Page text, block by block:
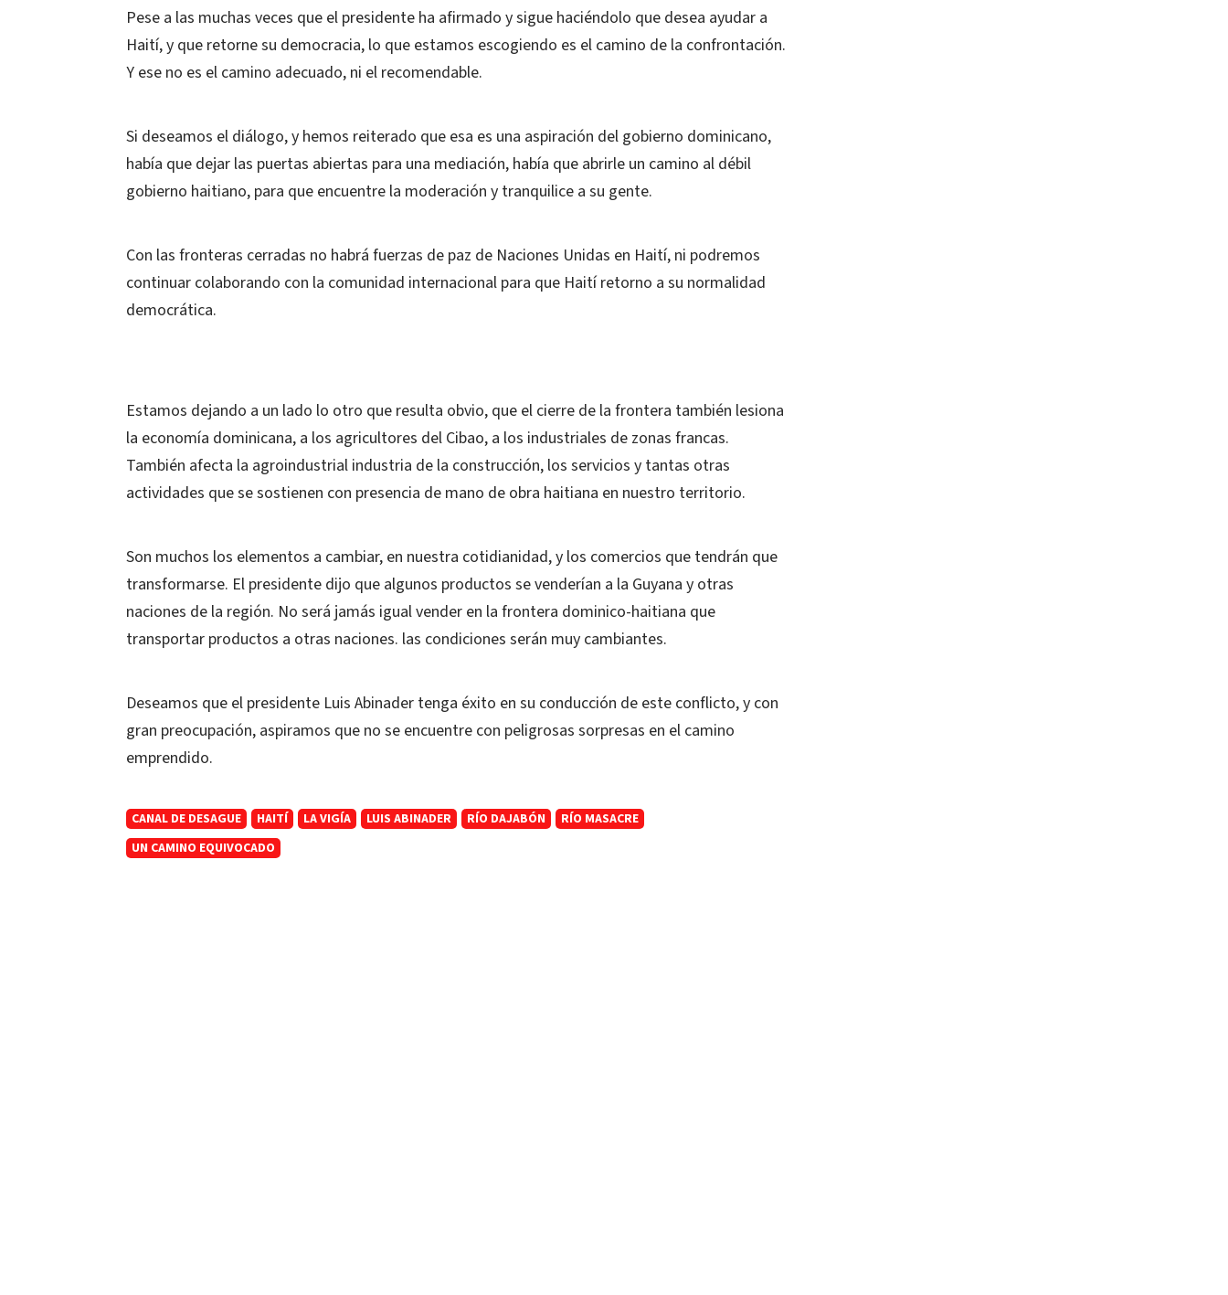
Pese a las muchas veces que el presidente ha afirmado y sigue haciéndolo que desea ayudar a
Haití, y que retorne su democracia, lo que estamos escogiendo es el camino de la confrontación.
Y ese no es el camino adecuado, ni el recomendable.
Si deseamos el diálogo, y hemos reiterado que esa es una aspiración del gobierno dominicano,
había que dejar las puertas abiertas para una mediación, había que abrirle un camino al débil
gobierno haitiano, para que encuentre la moderación y tranquilice a su gente.
Con las fronteras cerradas no habrá fuerzas de paz de Naciones Unidas en Haití, ni podremos
continuar colaborando con la comunidad internacional para que Haití retorno a su normalidad
democrática.
Estamos dejando a un lado lo otro que resulta obvio, que el cierre de la frontera también lesiona
la economía dominicana, a los agricultores del Cibao, a los industriales de zonas francas.
También afecta la agroindustrial industria de la construcción, los servicios y tantas otras
actividades que se sostienen con presencia de mano de obra haitiana en nuestro territorio.
Son muchos los elementos a cambiar, en nuestra cotidianidad, y los comercios que tendrán que
transformarse. El presidente dijo que algunos productos se venderían a la Guyana y otras
naciones de la región. No será jamás igual vender en la frontera dominico-haitiana que
transportar productos a otras naciones. las condiciones serán muy cambiantes.
Deseamos que el presidente Luis Abinader tenga éxito en su conducción de este conflicto, y con
gran preocupación, aspiramos que no se encuentre con peligrosas sorpresas en el camino
emprendido.
CANAL DE DESAGUE HAITÍ LA VIGÍA LUIS ABINADER RÍO DAJABÓN
RÍO MASACRE
UN CAMINO EQUIVOCADO